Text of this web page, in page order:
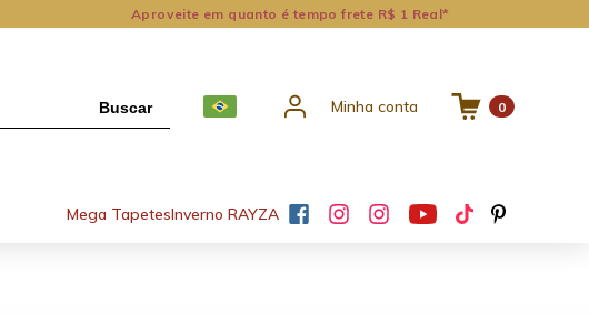
Aproveite em quanto é tempo frete R$ 1 Real*
Buscar Minha conta 0
Mega TapetesInverno RAYZA